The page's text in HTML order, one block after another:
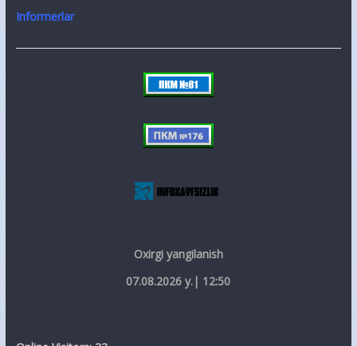
Informerlar
Oxirgi yangilanish
07.08.2026 y.| 12:50